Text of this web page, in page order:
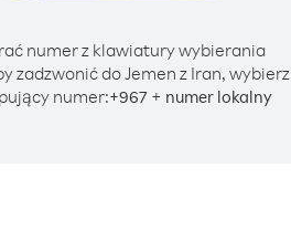
numer z klawiatury wybierania
zadzwonić do Jemen z Iran, wybierz
numer:+967 + numer lokalny